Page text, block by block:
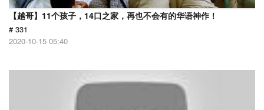
【越哥】11个孩子，14口之家，再也不会有的华语神作！
# 331
2020-10-15 05:40